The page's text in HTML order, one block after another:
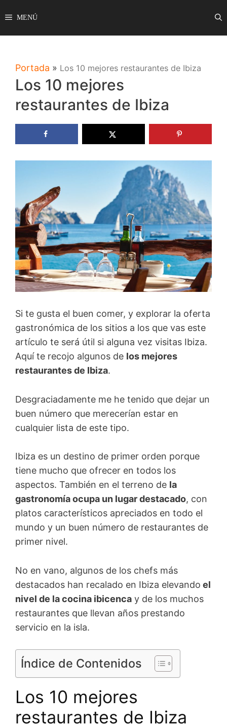
al
contenido
MENÚ
Portada » Los 10 mejores restaurantes de Ibiza
Los 10 mejores
restaurantes de Ibiza
Si te gusta el buen comer, y explorar la oferta
gastronómica de los sitios a los que vas este
artículo te será útil si alguna vez visitas Ibiza.
Aquí te recojo algunos de los mejores
restaurantes de Ibiza.
Desgraciadamente me he tenido que dejar un
buen número que merecerían estar en
cualquier lista de este tipo.
Ibiza es un destino de primer orden porque
tiene mucho que ofrecer en todos los
aspectos. También en el terreno de la
gastronomía ocupa un lugar destacado, con
platos característicos apreciados en todo el
mundo y un buen número de restaurantes de
primer nivel.
No en vano, algunos de los chefs más
destacados han recalado en Ibiza elevando el
nivel de la cocina ibicenca y de los muchos
restaurantes que llevan años prestando
servicio en la isla.
Índice de Contenidos
Los 10 mejores
restaurantes de Ibiza